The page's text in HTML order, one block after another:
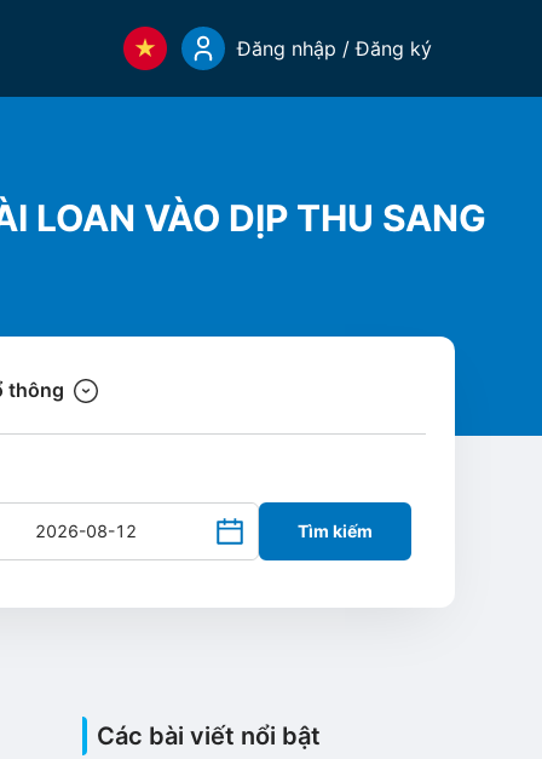
Đăng nhập / Đăng ký
LOAN VÀO DỊP THU SANG
thông
Tìm kiếm
Các bài viết nổi bật